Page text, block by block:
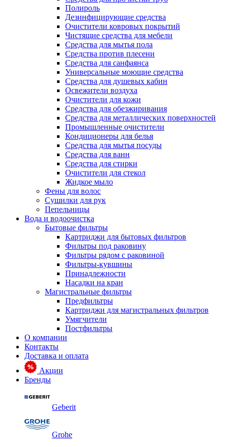
Полироль
Дезинфицирующие средства
Очистители ковровых покрытий
Чистящие средства для мебели
Средства для мытья пола
Средства против плесени
Средства для санфаянса
Универсальные моющие средства
Средства для душевых кабин
Освежители воздуха
Очистители для кожи
Средства для обезжиривания
Средства для металлических поверхностей
Промышленные очистители
Кондиционеры для белья
Средства для мытья посуды
Средства для ванн
Средства для стирки
Очистители для стекол
Жидкое мыло
Фены для волос
Сушилки для рук
Пепельницы
Вода и водоочистка
Бытовые фильтры
Картриджи для бытовых фильтров
Фильтры под раковину
Фильтры рядом с раковиной
Фильтры-кувшины
Принадлежности
Насадки на кран
Магистральные фильтры
Предфильтры
Картриджи для магистральных фильтров
Умягчители
Постфильтры
О компании
Контакты
Доставка и оплата
Акции
Бренды
Geberit
Grohe